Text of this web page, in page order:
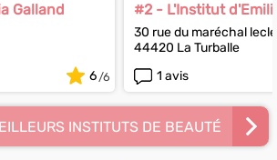
Galland
6
#2 - L'Institut
30 rue du maréchal
44420 La Turballe
1 avis
INSTITUTS DE BEAUTÉ